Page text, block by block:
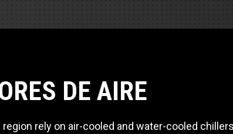
Poder Marino
Compresores de aire
Sistemas de elevación
Centros de servicio de
Servicio y reparación de
Otras industrias
DE AIRE
rely on air-cooled and water-cooled